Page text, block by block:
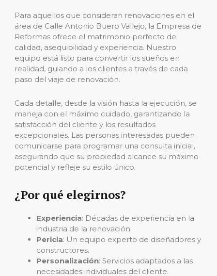
Para aquellos que consideran renovaciones en el
área de Calle Antonio Buero Vallejo, la Empresa de
Reformas ofrece el matrimonio perfecto de
calidad, asequibilidad y experiencia. Nuestro
equipo está listo para convertir los sueños en
realidad, guiando a los clientes a través de cada
paso del viaje de renovación.
Cada detalle, desde la visión hasta la ejecución, se
maneja con el máximo cuidado, garantizando la
satisfacción del cliente y los resultados
excepcionales. Las personas interesadas pueden
comunicarse para programar una consulta inicial,
asegurando que su propiedad alcance su máximo
potencial y refleje su estilo único.
¿Por qué elegirnos?
Experiencia: Décadas de experiencia en la
industria de la renovación.
Pericia: Un equipo experto de diseñadores y
constructores.
Personalización: Servicios adaptados a las
necesidades individuales del cliente.